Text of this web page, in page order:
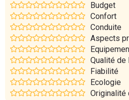
Marques
Budget
Confort
Conduite
Aspects
Qualité de
Fiabilité
Ecologie
Originalité